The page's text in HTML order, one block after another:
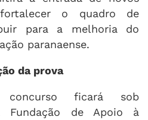
o quadro de
para a melhoria do
paranaense.
da prova
ficará sob
Fundação de Apoio à